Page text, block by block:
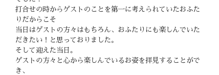
打合せの時からゲストのことを第一に考えられていたおふた
りだからこそ
当日はゲストの方々はもちろん、おふたりにも楽しんでいた
だきたい！と思っておりました。
そして迎えた当日。
ゲストの方々と心から楽しんでいるお姿を拝見することがで
き、